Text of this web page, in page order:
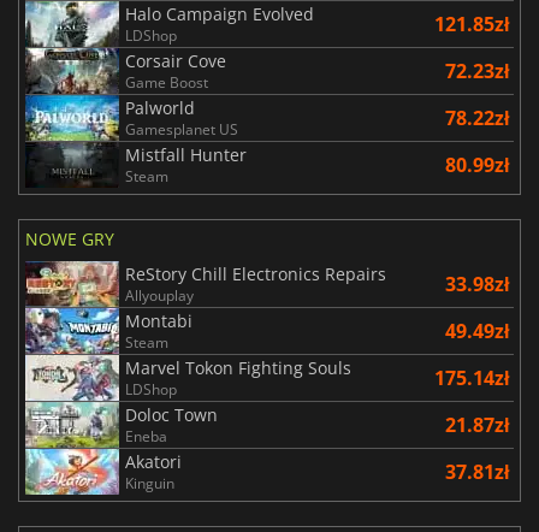
Halo Campaign Evolved
LDShop 121.85zł
Corsair Cove
Game Boost 72.23zł
Palworld
Gamesplanet US 78.22zł
Mistfall Hunter
Steam 80.99zł
NOWE GRY
ReStory Chill Electronics Repairs
Allyouplay 33.98zł
Montabi
Steam 49.49zł
Marvel Tokon Fighting Souls
LDShop 175.14zł
Doloc Town
Eneba 21.87zł
Akatori
Kinguin 37.81zł